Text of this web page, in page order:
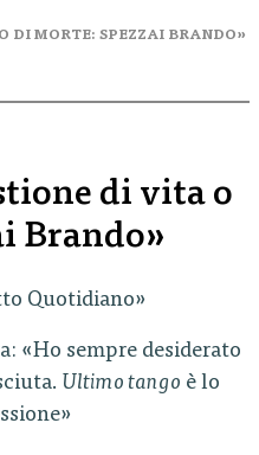
DI MORTE: SPEZZAI BRANDO»
di vita o
Brando»
Quotidiano»
«Ho sempre desiderato
Ultimo tango è lo